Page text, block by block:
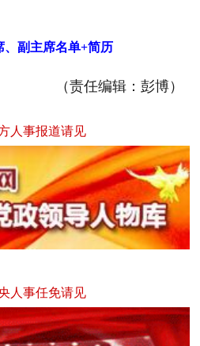
、副主席名单+简历
（责任编辑：彭博）
人事报道请见
人事任免请见